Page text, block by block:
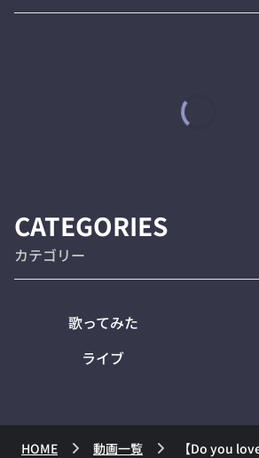
CATEGORIES
カテゴリー
歌ってみた
ライブ
HOME 動画一覧